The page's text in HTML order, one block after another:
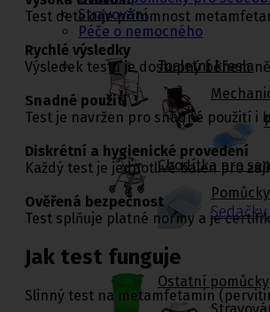
Stravování
Péče o nemocného
Toaletní křesla
Chodítka pro
Ostatní
Test detekuje přítomnost
Rychlé výsledky
Výsledek testu je dostupný během
Snadné použití
Test je navržen pro snadné použití i
Diskrétní a hygienické provedení
Každý test je jednotlivě balen pro
Ověřená bezpečnost
Test splňuje platné normy a je
Jak test funguje
Slinný test na metamfetamin